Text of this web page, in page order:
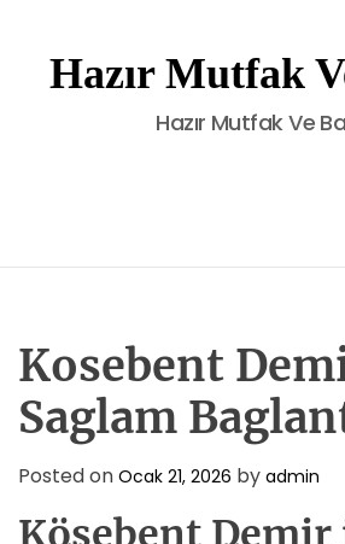
t
Hazır Mutfak
Hazır Mutfak Ve
Kosebent
Saglam
Posted on Ocak 21, 2026 by admin
Köşebent Demir